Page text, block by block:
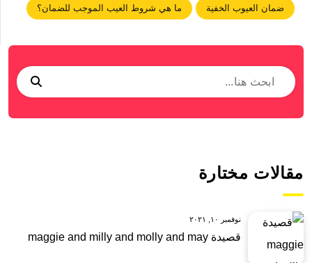
ضمان العيوب الخفية ما هي شروط العيب الموجب للضمان؟
مقالات مختارة
نوفمبر ١٠, ٢٠٢١
قصيدة maggie and milly and molly and may